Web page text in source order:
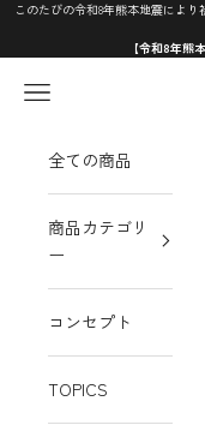
コンテンツへスキップ
このたびの令和8年熊本地震によ
【令和8年熊
メニュー
全ての商品
商品カテゴリ
ー
コンセプト
TOPICS